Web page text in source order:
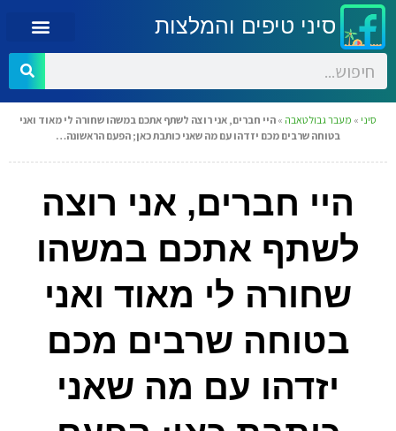
סיני טיפים והמלצות
סיני » מעבר גבול טאבה » היי חברים, אני רוצה לשתף אתכם במשהו שחורה לי מאוד ואני
בטוחה שרבים מכם יזדהו עם מה שאני כותבת כאן; הפעם הראשונה…
היי חברים, אני רוצה
לשתף אתכם במשהו
שחורה לי מאוד ואני
בטוחה שרבים מכם
יזדהו עם מה שאני